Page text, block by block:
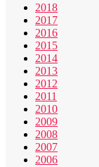
2018
2017
2016
2015
2014
2013
2012
2011
2010
2009
2008
2007
2006